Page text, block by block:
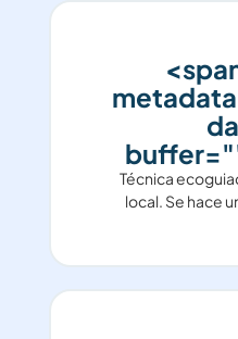
buffer="
Técnica
local. Se hace